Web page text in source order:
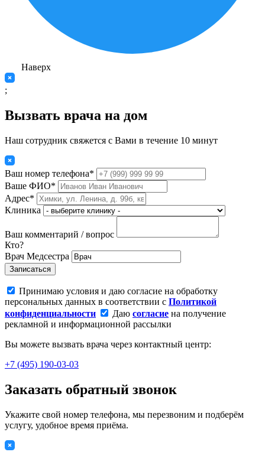
Наверх
;
Вызвать врача на дом
Наш сотрудник свяжется с Вами в течение 10 минут
Ваш номер телефона*
Ваше ФИО*
Адрес*
Клиника
Ваш комментарий / вопрос
Кто?
Врач Медсестра
Записаться
Принимаю условия и даю согласие на обработку
персональных данных в соответствии с Политикой
конфиденциальности
Даю согласие на получение
рекламной и информационной рассылки
Вы можете вызвать врача через контактный центр:
+7 (495) 190-03-03
Заказать обратный звонок
Укажите свой номер телефона, мы перезвоним и подберём
услугу, удобное время приёма.